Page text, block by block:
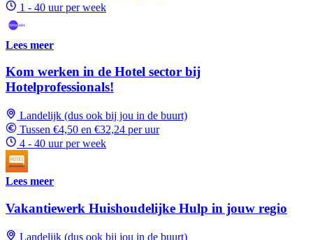
1 - 40 uur per week
Lees meer
Kom werken in de Hotel sector bij
Hotelprofessionals!
Landelijk (dus ook bij jou in de buurt)
Tussen €4,50 en €32,24 per uur
4 - 40 uur per week
Lees meer
Vakantiewerk Huishoudelijke Hulp in jouw regio
Landelijk (dus ook bij jou in de buurt)